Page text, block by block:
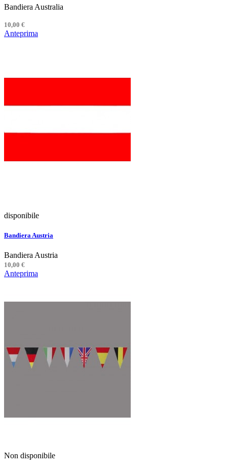
Bandiera Australia
10,00 €
Anteprima
disponibile
Bandiera Austria
Bandiera Austria
10,00 €
Anteprima
Non disponibile